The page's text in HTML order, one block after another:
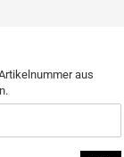
aus